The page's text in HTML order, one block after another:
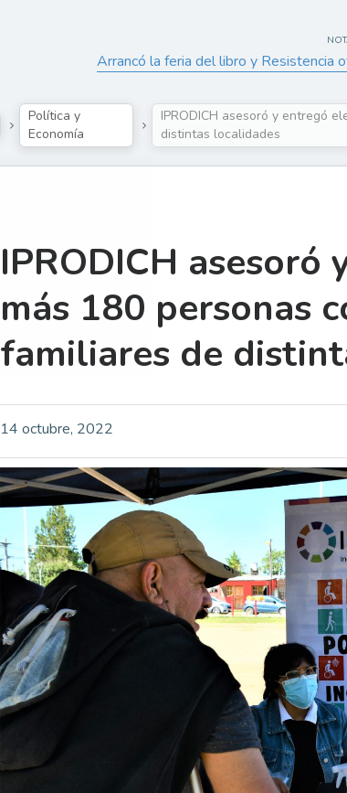
Arrancó la feria del libro y Resistencia
Política y
Economía
IPRODICH asesoró y entregó
distintas localidades
IPRODICH
más 180 personas
familiares de
14 octubre, 2022